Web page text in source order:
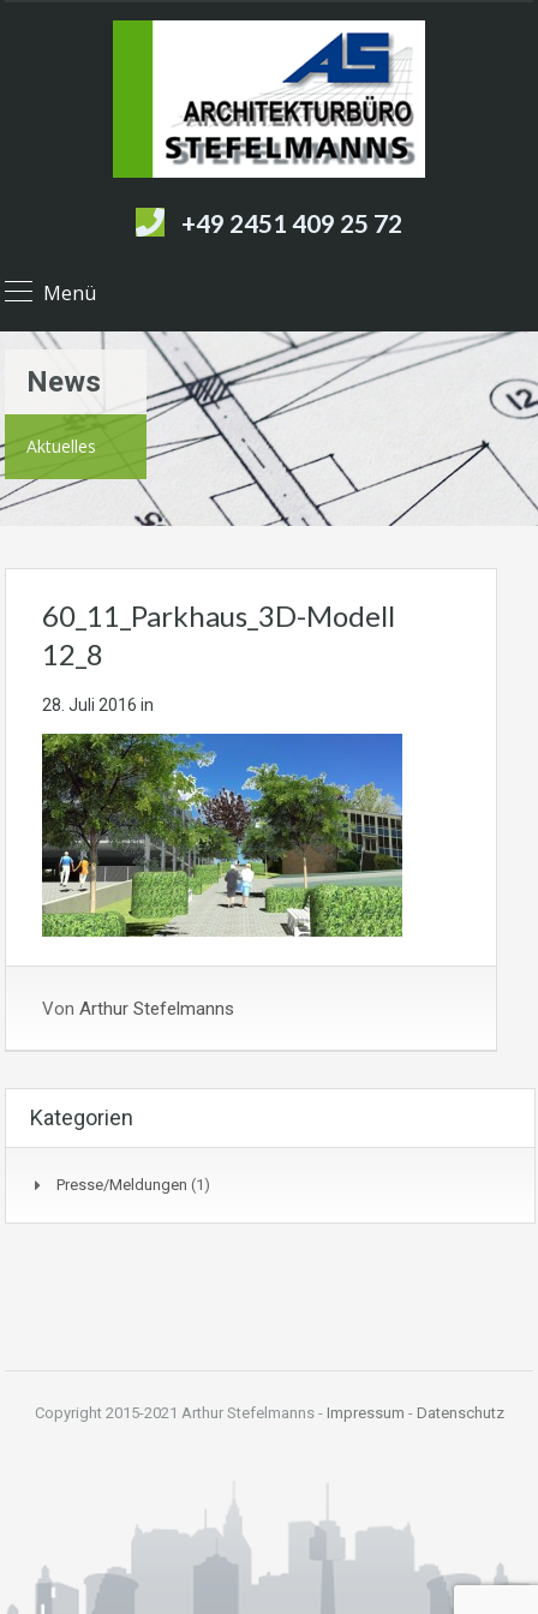
+49 2451 409 25 72
Menü
News
Aktuelles
60_11_Parkhaus_3D-Modell
12_8
28. Juli 2016 in
Von Arthur Stefelmanns
Kategorien
Presse/Meldungen (1)
Copyright 2015-2021 Arthur Stefelmanns - Impressum - Datenschutz